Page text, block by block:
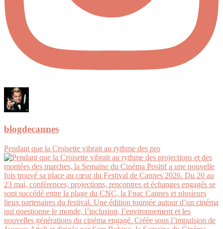
blogdecannes
Pendant que la Croisette vibrait au rythme des pro